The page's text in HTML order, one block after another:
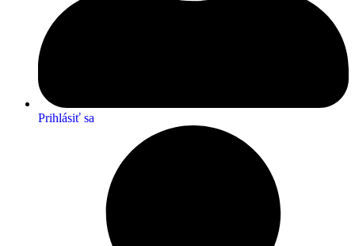
Prihlásiť sa